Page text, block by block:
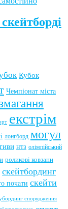
Кубок
Чемпіонат міста
екстрім
лонгборд могул
нтз олімпійський
роликові ковзани
скейтбординг
почати скейти
спорядження